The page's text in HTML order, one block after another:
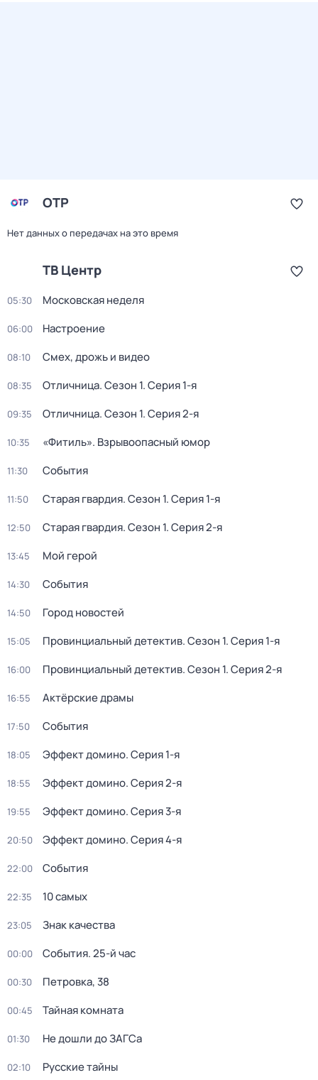
ОТР
Нет данных о передачах на это время
ТВ Центр
05:30 Московская неделя
06:00 Настроение
08:10 Смех, дрожь и видео
08:35 Отличница. Сезон 1. Серия 1-я
09:35 Отличница. Сезон 1. Серия 2-я
10:35 «Фитиль». Взрывоопасный юмор
11:30 События
11:50 Старая гвардия. Сезон 1. Серия 1-я
12:50 Старая гвардия. Сезон 1. Серия 2-я
13:45 Мой герой
14:30 События
14:50 Город новостей
15:05 Провинциальный детектив. Сезон 1. Серия 1-я
16:00 Провинциальный детектив. Сезон 1. Серия 2-я
16:55 Актёрские драмы
17:50 События
18:05 Эффект домино. Серия 1-я
18:55 Эффект домино. Серия 2-я
19:55 Эффект домино. Серия 3-я
20:50 Эффект домино. Серия 4-я
22:00 События
22:35 10 самых
23:05 Знак качества
00:00 События. 25-й час
00:30 Петровка, 38
00:45 Тайная комната
01:30 Не дошли до ЗАГСа
02:10 Русские тайны